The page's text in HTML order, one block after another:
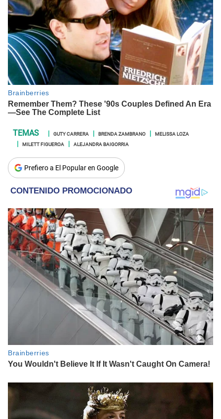
GUTY CARRERA BRENDA ZAMBRANO
MELISSA LOZA
MILETT FIGUEROA
ALEJANDRA BAIGORRIA
Prefiero a El Popular en Google